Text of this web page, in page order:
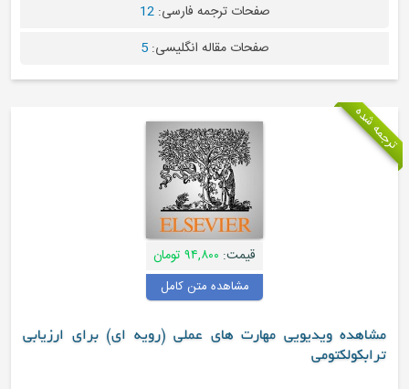
صفحات ترجمه فارسی:12
صفحات مقاله انگلیسی:5
۹۴,۸۰۰ تومان
مشاهده متن کامل
ویدیویی مهارت های عملی (رویه ای) برای ارزیابی